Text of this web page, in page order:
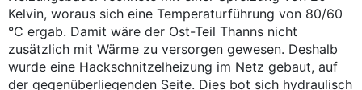
Kelvin, woraus sich eine Temperaturführung von 80/60
°C ergab. Damit wäre der Ost-Teil Thanns nicht
zusätzlich mit Wärme zu versorgen gewesen. Deshalb
wurde eine Hackschnitzelheizung im Netz gebaut, auf
der gegenüberliegenden Seite. Dies bot sich hydraulisch